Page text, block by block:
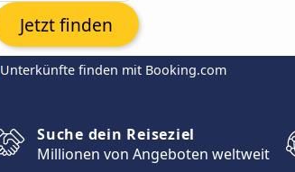
Unterkünfte finden mit Booking.com
Jetzt finden
Suche dein Reiseziel
Millionen von Angeboten weltweit